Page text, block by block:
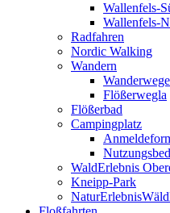
Wallenfels-
Wallenfels-
Radfahren
Nordic Walking
Wandern
Flößerwegla
Flößerbad
Campingplatz
WaldErlebnis
Kneipp-Park